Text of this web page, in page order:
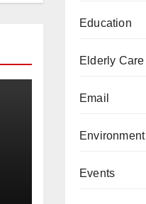
Education
Elderly Care
Email
Environment
Events